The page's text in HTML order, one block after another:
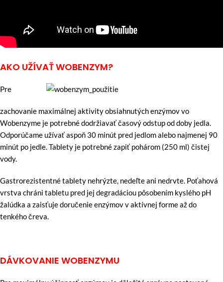
AKO UŽÍVAŤ WOBENZYM?
Pre
zachovanie maximálnej aktivity obsiahnutých enzýmov vo
Wobenzyme je potrebné dodržiavať časový odstup od doby jedla.
Odporúčame užívať aspoň 30 minút pred jedlom alebo najmenej 90
minút po jedle. Tablety je potrebné zapiť pohárom (250 ml) čistej
vody.
Gastrorezistentné tablety nehrýzte, nedeľte ani nedrvte. Poťahová
vrstva chráni tabletu pred jej degradáciou pôsobením kyslého pH
žalúdka a zaisťuje doručenie enzýmov v aktívnej forme až do
tenkého čreva.
DÁVKOVANIE WOBENZYMU